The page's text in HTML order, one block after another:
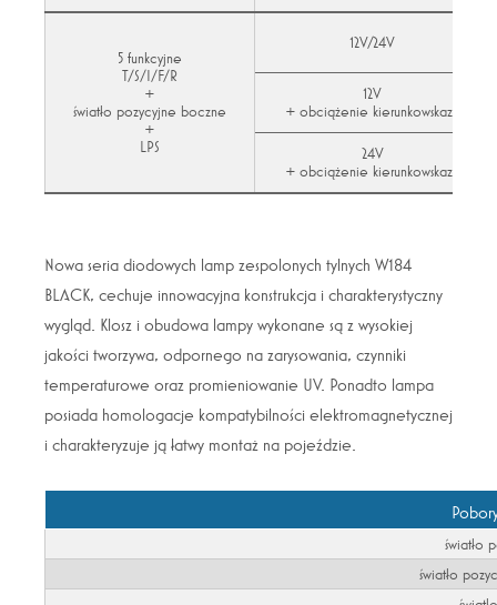
5 funkcyjne
T/S/I/F/R
+
światło pozycyjne boczne
+
LPS
12V/24V
12V
+ obciążenie kierunkowskazu
24V
+ obciążenie kierunkowskazu
Nowa seria diodowych lamp zespolonych tylnych W184
BLACK, cechuje innowacyjna konstrukcja i charakterystyczny
wygląd. Klosz i obudowa lampy wykonane są z wysokiej
jakości tworzywa, odpornego na zarysowania, czynniki
temperaturowe oraz promieniowanie UV. Ponadto lampa
posiada homologacje kompatybilności elektromagnetycznej
i charakteryzuje ją łatwy montaż na pojeździe.
światło
światło